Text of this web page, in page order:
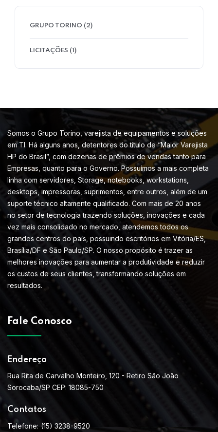
GRUPO TORINO (2)
LICITAÇÕES (1)
Somos o Grupo Torino, varejista de equipamentos e soluções
em TI. Há alguns anos, detentores do título de “Maior Varejista
HP do Brasil”, com dezenas de prêmios de vendas tanto para
Empresas, quanto para o Governo. Possuímos a mais completa
linha com servidores, Storage, notebooks, workstations,
desktops, impressoras, suprimentos, entre outros, além de um
suporte técnico altamente qualificado. Com mais de 20 anos
no setor de tecnologia trazendo soluções, inovações e cada
vez mais consolidado no mercado, atendemos todos os
grandes centros do país, possuindo escritórios em Vitória/ES,
Brasília/DF e São Paulo/SP. O nosso propósito é trazer as
melhores inovações para aumentar a produtividade e reduzir
os custos de seus clientes, transformando soluções em
resultados.
Fale Conosco
Endereço
Rua Rita de Carvalho Monteiro, 120 - Retiro São João
Sorocaba/SP CEP: 18085-750
Contatos
Telefone: (15) 3238-9520